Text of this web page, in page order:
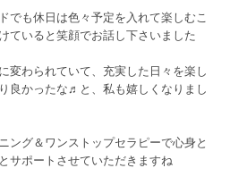
でも休日は色々予定を入れて楽しむこ
ていると笑顔でお話し下さいました
変わられていて、充実した日々を楽し
良かったな♬と、私も嬉しくなりまし
ング＆ワンストップセラピーで心身と
サポートさせていただきますね